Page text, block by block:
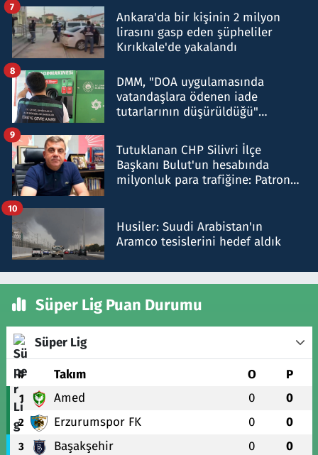
Ankara'da bir kişinin 2 milyon
lirasını gasp eden şüpheliler
Kırıkkale'de yakalandı
7
DMM, "DOA uygulamasında
vatandaşlara ödenen iade
tutarlarının düşürüldüğü"
8
Tutuklanan CHP Silivri İlçe
Başkanı Bulut'un hesabında
milyonluk para trafiğine: Patron
9
Husiler: Suudi Arabistan'ın
Aramco tesislerini hedef aldık
10
Süper Lig Puan Durumu
Süper Lig
# Takım O P
1 Amed 0 0
2 Erzurumspor FK 0 0
3 Başakşehir 0 0